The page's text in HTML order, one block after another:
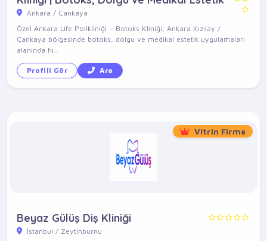
Ankara / Çankaya
Özel Ankara Life Polikliniği – Botoks Kliniği, Ankara Kızılay /
Çankaya bölgesinde botoks, dolgu ve medikal estetik uygulamaları
alanında hi...
Profili Gör Ara
Vitrin Firma
Beyaz Gülüş Diş Kliniği
İstanbul / Zeytinburnu